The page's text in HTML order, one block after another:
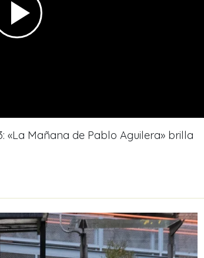
«La Mañana de Pablo Aguilera» brilla